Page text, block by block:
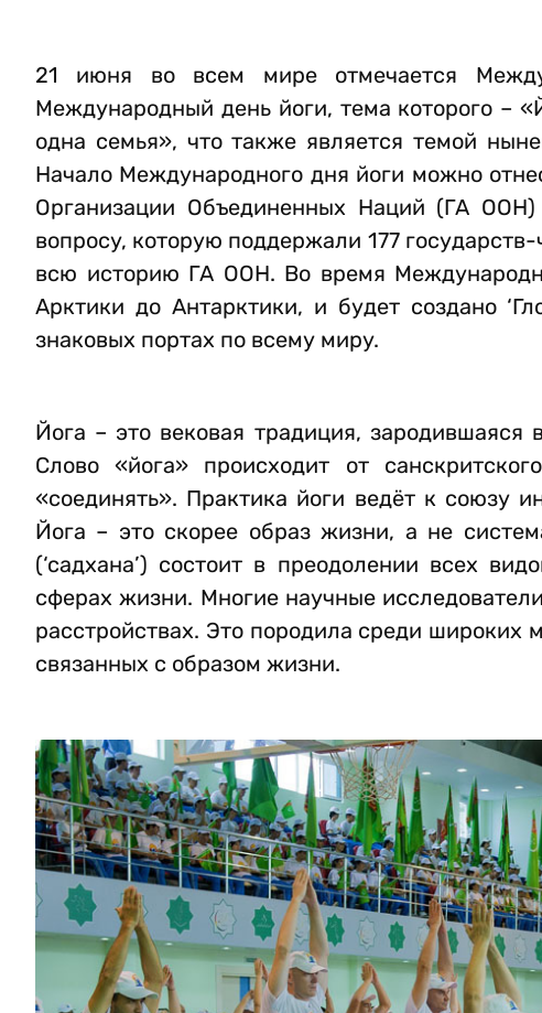
21 июня во всем мире отмечается
Международный день йоги, тема которого –
одна семья», что также является темой
Начало Международного дня йоги можно
Организации Объединенных Наций (ГА
вопросу, которую поддержали 177
всю историю ГА ООН. Во время
Арктики до Антарктики, и будет создано
знаковых портах по всему миру.
Йога – это вековая традиция,
Слово «йога» происходит от
«соединять». Практика йоги ведёт к союзу
Йога – это скорее образ жизни, а не
(‘садхана’) состоит в преодолении всех
сферах жизни. Многие научные
расстройствах. Это породила среди широких
связанных с образом жизни.